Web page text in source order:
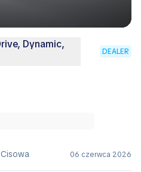
Dynamic,
DEALER
06 czerwca 2026